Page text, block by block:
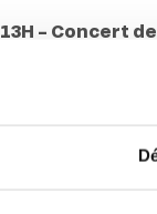
– Concert
sont